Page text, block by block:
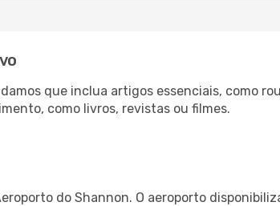
que inclua artigos essenciais, como
como livros, revistas ou filmes.
do Shannon. O aeroporto